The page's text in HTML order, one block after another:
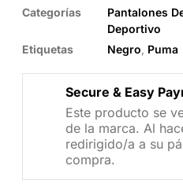
Categorías
Pantalones
Deportivo
Etiquetas
Negro Puma
Secure & Easy
Este producto se
de la marca. Al
redirigido/a a su
compra.